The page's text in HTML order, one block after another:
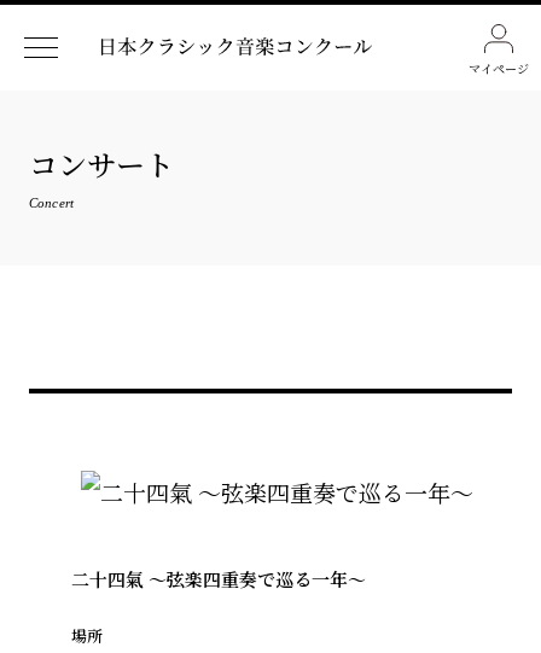
マイページ
コンサート
Concert
二十四氣 〜弦楽四重奏で巡る一年〜
場所